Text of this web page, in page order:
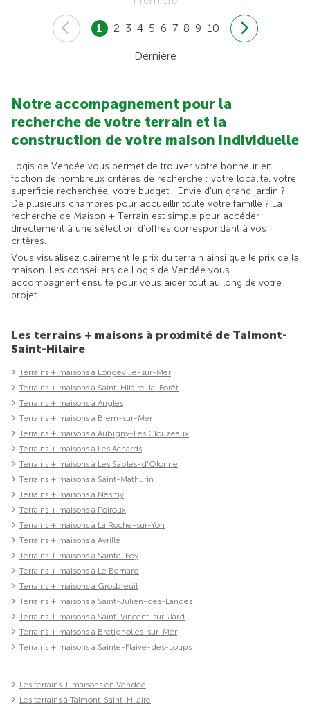
1 2 3 4 5 6 7 8 9 10
Dernière
Notre accompagnement pour la
recherche de votre terrain et la
construction de votre maison individuelle
Logis de Vendée vous permet de trouver votre bonheur en
foction de nombreux critères de recherche : votre localité, votre
superficie recherchée, votre budget... Envie d'un grand jardin ?
De plusieurs chambres pour accueillir toute votre famille ? La
recherche de Maison + Terrain est simple pour accéder
directement à une sélection d'offres correspondant à vos
critères.
Vous visualisez clairement le prix du terrain ainsi que le prix de la
maison. Les conseillers de Logis de Vendée vous
accompagnent ensuite pour vous aider tout au long de votre
projet.
Les terrains + maisons à proximité de Talmont-
Saint-Hilaire
Terrains + maisons à Longeville-sur-Mer
Terrains + maisons à Saint-Hilaire-la-Forêt
Terrains + maisons à Angles
Terrains + maisons à Brem-sur-Mer
Terrains + maisons à Aubigny-Les Clouzeaux
Terrains + maisons à Les Achards
Terrains + maisons à Les Sables-d'Olonne
Terrains + maisons à Saint-Mathurin
Terrains + maisons à Nesmy
Terrains + maisons à Poiroux
Terrains + maisons à La Roche-sur-Yon
Terrains + maisons à Avrillé
Terrains + maisons à Sainte-Foy
Terrains + maisons à Le Bernard
Terrains + maisons à Grosbreuil
Terrains + maisons à Saint-Julien-des-Landes
Terrains + maisons à Saint-Vincent-sur-Jard
Terrains + maisons à Bretignolles-sur-Mer
Terrains + maisons à Sainte-Flaive-des-Loups
Les terrains + maisons en Vendée
Les terrains à Talmont-Saint-Hilaire